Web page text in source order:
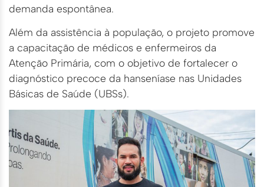
demanda espontânea.
Além da assistência à população, o projeto promove
a capacitação de médicos e enfermeiros da
Atenção Primária, com o objetivo de fortalecer o
diagnóstico precoce da hanseníase nas Unidades
Básicas de Saúde (UBSs).